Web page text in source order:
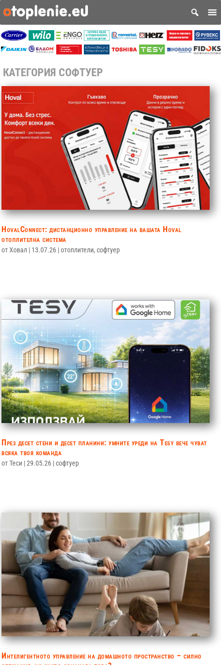
КАТЕГОРИЯ СОФТУЕР
HovalConnect: дистанционно управление на вашата Hoval
отоплителна система
отХовал | 13.07.26 |отоплители, софтуер
През десет стени и десет планини: умните уреди на Tesy вече чуват
всяка твоя команда
отТеси |29.05.26 |софтуер
Интелигентното управление на домашното пространство – силно